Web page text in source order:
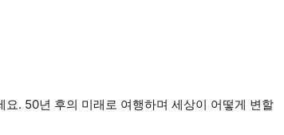
. 50년 후의 미래로 여행하며 세상이 어떻게 변할